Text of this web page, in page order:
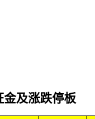
金及涨跌停板